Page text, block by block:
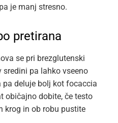
je manj stresno.
pretirana
se pri brezglutenski
pa lahko vseeno
pa deluje bolj kot focaccia
običajno dobite, če testo
krog in ob robu pustite